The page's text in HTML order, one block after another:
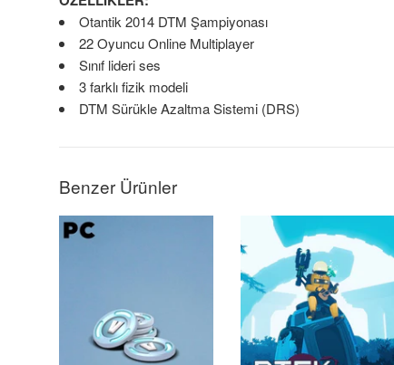
Otantik 2014 DTM Şampiyonası
22 Oyuncu Online Multiplayer
Sınıf lideri ses
3 farklı fizik modeli
DTM Sürükle Azaltma Sistemi (DRS)
Benzer Ürünler